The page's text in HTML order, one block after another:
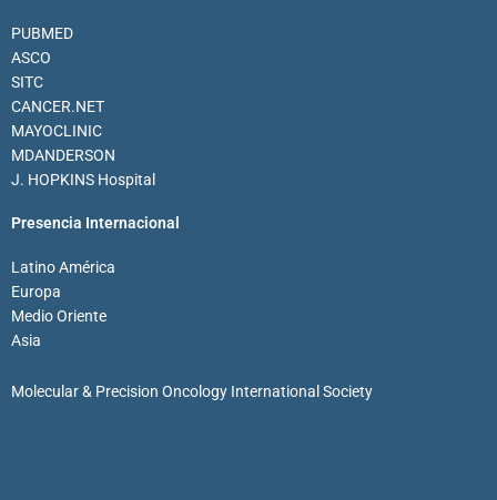
PUBMED
ASCO
SITC
CANCER.NET
MAYOCLINIC
MDANDERSON
J. HOPKINS Hospital
Presencia Internacional
Latino América
Europa
Medio Oriente
Asia
Molecular & Precision Oncology International Society